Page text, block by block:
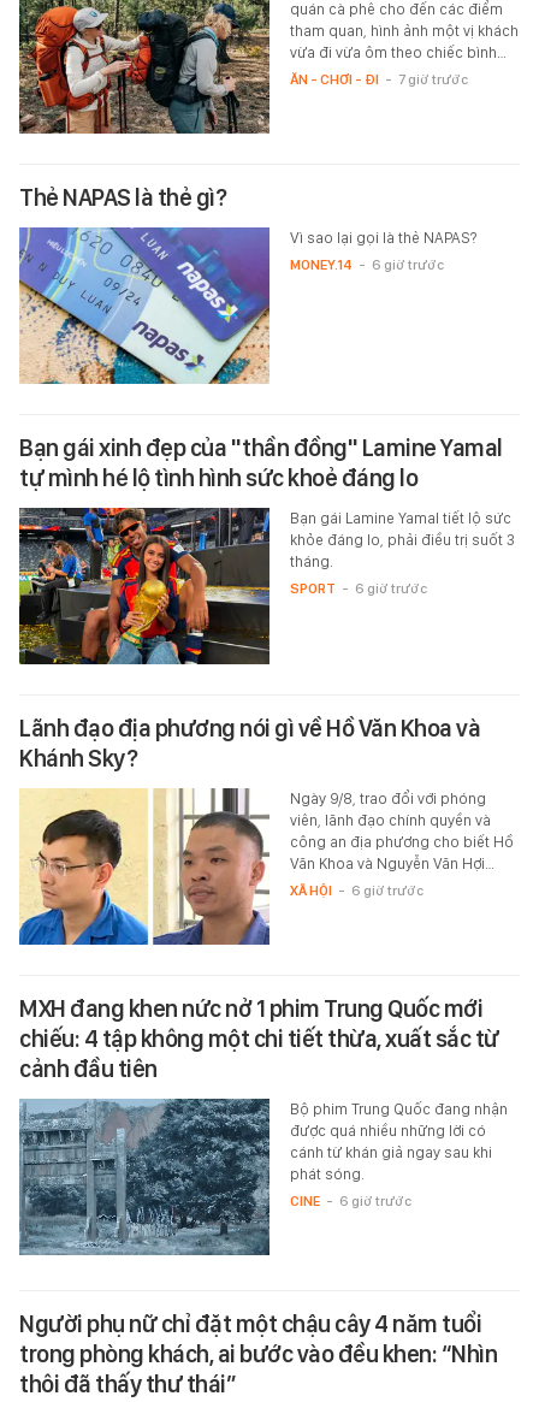
quán cà phê cho đến các điểm
tham quan, hình ảnh một vị khách
vừa đi vừa ôm theo chiếc bình…
ĂN - CHƠI - ĐI - 7 giờ trước
Thẻ NAPAS là thẻ gì?
Vì sao lại gọi là thẻ NAPAS?
MONEY.14 - 6 giờ trước
Bạn gái xinh đẹp của "thần đồng" Lamine Yamal
tự mình hé lộ tình hình sức khoẻ đáng lo
Bạn gái Lamine Yamal tiết lộ sức
khỏe đáng lo, phải điều trị suốt 3
tháng.
SPORT - 6 giờ trước
Lãnh đạo địa phương nói gì về Hồ Văn Khoa và
Khánh Sky?
Ngày 9/8, trao đổi với phóng
viên, lãnh đạo chính quyền và
công an địa phương cho biết Hồ
Văn Khoa và Nguyễn Văn Hợi…
XÃ HỘI - 6 giờ trước
MXH đang khen nức nở 1 phim Trung Quốc mới
chiếu: 4 tập không một chi tiết thừa, xuất sắc từ
cảnh đầu tiên
Bộ phim Trung Quốc đang nhận
được quá nhiều những lời có
cánh từ khán giả ngay sau khi
phát sóng.
CINE - 6 giờ trước
Người phụ nữ chỉ đặt một chậu cây 4 năm tuổi
trong phòng khách, ai bước vào đều khen: “Nhìn
thôi đã thấy thư thái”